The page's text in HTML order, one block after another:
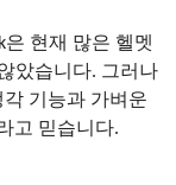
은 현재 많은 헬멧
았습니다. 그러나
기능과 가벼운
고 믿습니다.